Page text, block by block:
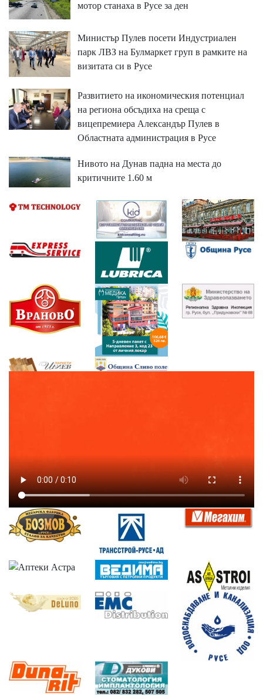
мотор станаха в Русе за ден
Министър Пулев посети Индустриален
парк ЛВЗ на Булмаркет груп в рамките на
визитата си в Русе
Развитието на икономическия потенциал
на региона обсъдиха на среща с
вицепремиера Александър Пулев в
Областната администрация в Русе
Нивото на Дунав падна на места до
критичните 1.60 м